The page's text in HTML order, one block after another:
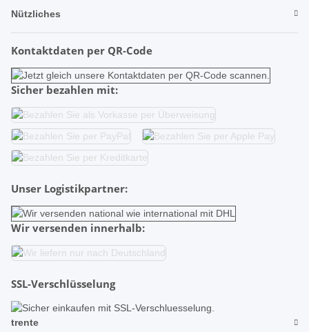
Nützliches
Kontaktdaten per QR-Code
Sicher bezahlen mit:
Unser Logistikpartner:
Wir versenden innerhalb:
SSL-Verschlüsselung
trente